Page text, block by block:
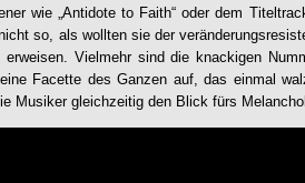
wie „Antidote to Faith“ oder dem
so, als wollten sie der
Vielmehr sind die knackigen
Facette des Ganzen auf, das einmal
Musiker gleichzeitig den Blick fürs